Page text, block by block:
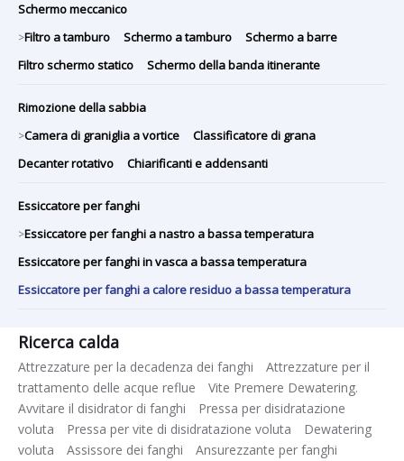
Schermo meccanico
>Filtro a tamburo Schermo a tamburo
Schermo a barre
Filtro schermo statico
Schermo della banda itinerante
Rimozione della sabbia
>Camera di graniglia a vortice
Classificatore di grana
Decanter rotativo
Chiarificanti e addensanti
Essiccatore per fanghi
>Essiccatore per fanghi a nastro a bassa temperatura
Essiccatore per fanghi in vasca a bassa temperatura
Essiccatore per fanghi a calore residuo a bassa temperatura
Ricerca calda
Attrezzature per la decadenza dei fanghi
Attrezzature per il
trattamento delle acque reflue
Vite Premere Dewatering.
Avvitare il disidrator di fanghi
Pressa per disidratazione
voluta
Pressa per vite di disidratazione voluta
Dewatering
voluta
Assissore dei fanghi
Ansurezzante per fanghi